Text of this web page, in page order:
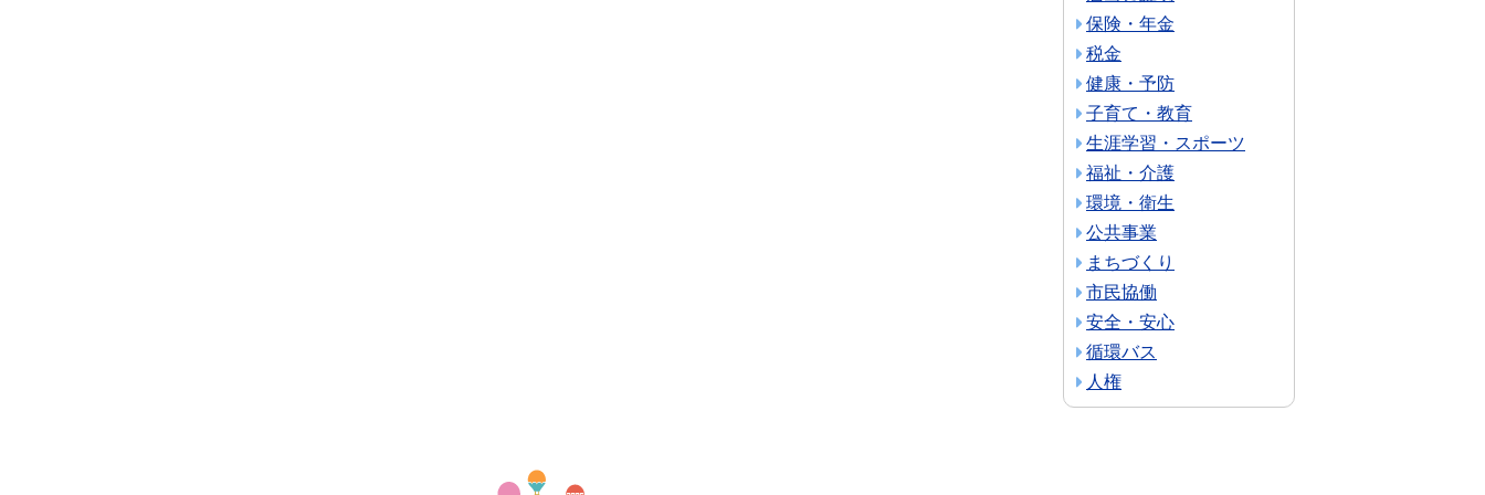
保険・年金
税金
健康・予防
子育て・教育
生涯学習・スポーツ
福祉・介護
環境・衛生
公共事業
まちづくり
市民協働
安全・安心
循環バス
人権